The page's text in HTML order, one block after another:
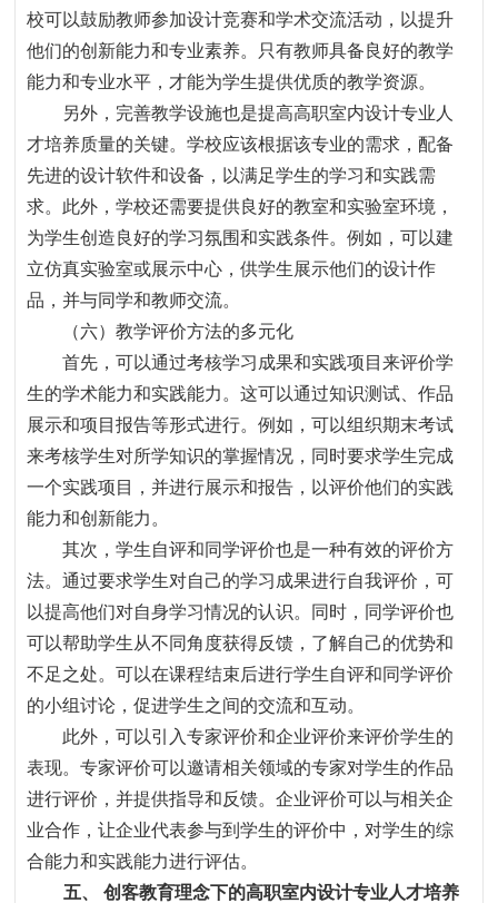
校可以鼓励教师参加设计竞赛和学术交流活动，以提升
他们的创新能力和专业素养。只有教师具备良好的教学
能力和专业水平，才能为学生提供优质的教学资源。
另外，完善教学设施也是提高高职室内设计专业人
才培养质量的关键。学校应该根据该专业的需求，配备
先进的设计软件和设备，以满足学生的学习和实践需
求。此外，学校还需要提供良好的教室和实验室环境，
为学生创造良好的学习氛围和实践条件。例如，可以建
立仿真实验室或展示中心，供学生展示他们的设计作
品，并与同学和教师交流。
（六）教学评价方法的多元化
首先，可以通过考核学习成果和实践项目来评价学
生的学术能力和实践能力。这可以通过知识测试、作品
展示和项目报告等形式进行。例如，可以组织期末考试
来考核学生对所学知识的掌握情况，同时要求学生完成
一个实践项目，并进行展示和报告，以评价他们的实践
能力和创新能力。
其次，学生自评和同学评价也是一种有效的评价方
法。通过要求学生对自己的学习成果进行自我评价，可
以提高他们对自身学习情况的认识。同时，同学评价也
可以帮助学生从不同角度获得反馈，了解自己的优势和
不足之处。可以在课程结束后进行学生自评和同学评价
的小组讨论，促进学生之间的交流和互动。
此外，可以引入专家评价和企业评价来评价学生的
表现。专家评价可以邀请相关领域的专家对学生的作品
进行评价，并提供指导和反馈。企业评价可以与相关企
业合作，让企业代表参与到学生的评价中，对学生的综
合能力和实践能力进行评估。
五、
创客教育理念下的高职室内设计专业人才培养